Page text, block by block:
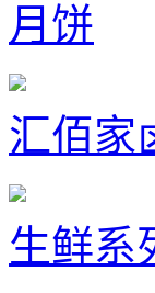
月饼
汇佰家
生鲜系